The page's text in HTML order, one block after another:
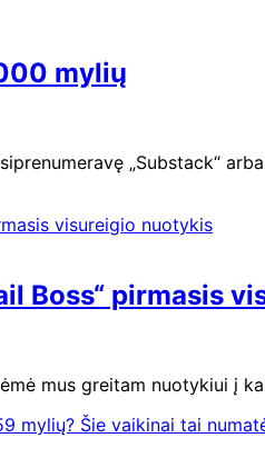
mylių
„Substack“
Boss“ pirmasis
mus greitam nuotykiui į